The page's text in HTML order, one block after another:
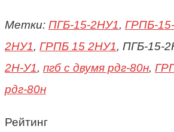
Метки: ПГБ-15-2НУ1, ГРПБ-
2НУ1, ГРПБ 15 2НУ1, ПГБ-15-
2Н-У1, пгб с двумя рдг-80н,
рдг-80н
Рейтинг